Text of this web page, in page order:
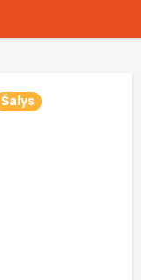
Šalys